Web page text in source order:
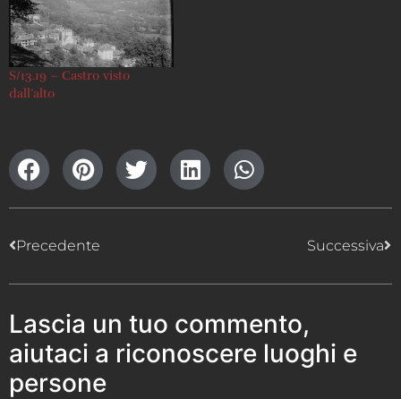
S/13.19 – Castro visto
dall’alto
Precedente Successiva
Lascia un tuo commento,
aiutaci a riconoscere luoghi e
persone